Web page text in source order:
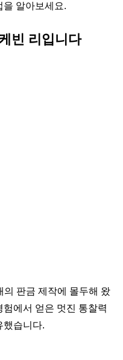
을 알아보세요.
빈 리입니다
의 판금 제작에 몰두해 왔
에서 얻은 멋진 통찰력
했습니다.